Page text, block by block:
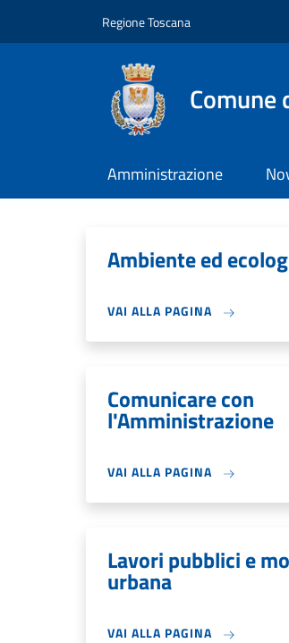
Regione Toscana
Comune
Amministrazione
Ambiente ed
VAI ALLA PAGINA
Comunicare con
l'Amministrazione
VAI ALLA PAGINA
Lavori pubblici e
urbana
VAI ALLA PAGINA